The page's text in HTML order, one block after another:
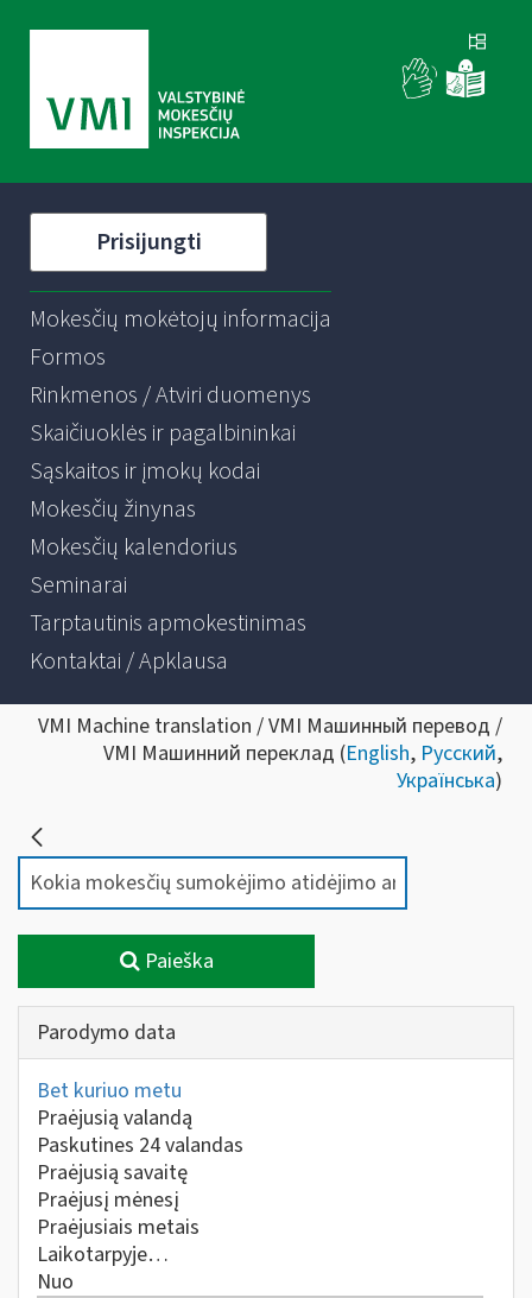
Prisijungti
Mokesčių mokėtojų informacija
Formos
Rinkmenos / Atviri duomenys
Skaičiuoklės ir pagalbininkai
Sąskaitos ir įmokų kodai
Mokesčių žinynas
Mokesčių kalendorius
Seminarai
Tarptautinis apmokestinimas
Kontaktai / Apklausa
VMI Machine translation / VMI Машинный перевод /
VMI Машинний переклад (English, Русский,
Українська)
Paieška
Parodymo data
Bet kuriuo metu
Praėjusią valandą
Paskutines 24 valandas
Praėjusią savaitę
Praėjusį mėnesį
Praėjusiais metais
Laikotarpyje…
Nuo